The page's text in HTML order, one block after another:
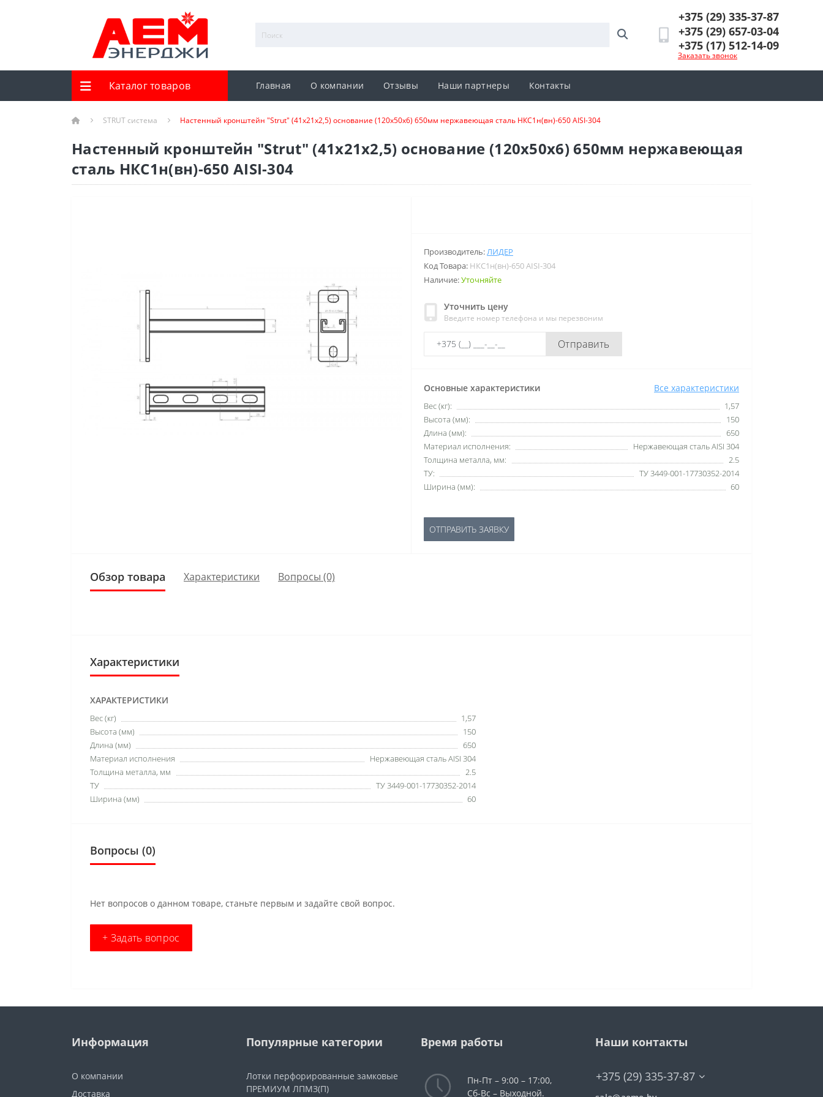
+375 (29) 335-37-87
+375 (29) 657-03-04
+375 (17) 512-14-09
Заказать звонок
Каталог товаров Главная О компании Отзывы Наши партнеры Контакты
STRUT система Настенный кронштейн "Strut" (41х21х2,5) основание (120х50х6) 650мм нержавеющая сталь НКС1н(вн)-650 AISI-304
Настенный кронштейн "Strut" (41х21х2,5) основание (120х50х6) 650мм нержавеющая
сталь НКС1н(вн)-650 AISI-304
Производитель:ЛИДЕР
Код Товара: НКС1н(вн)-650 AISI-304
Наличие:Уточняйте
Уточнить цену
Введите номер телефона и мы перезвоним
Отправить
Основные характеристики Все характеристики
Вес (кг):
1,57
Высота (мм):
150
Длина (мм):
650
Материал исполнения:
Нержавеющая сталь AISI 304
Толщина металла, мм:
2.5
ТУ:
ТУ 3449-001-17730352-2014
Ширина (мм):
60
ОТПРАВИТЬ ЗАЯВКУ
Обзор товара Характеристики Вопросы (0)
Характеристики
ХАРАКТЕРИСТИКИ
Вес (кг)
1,57
Высота (мм)
150
Длина (мм)
650
Материал исполнения
Нержавеющая сталь AISI 304
Толщина металла, мм
2.5
ТУ
ТУ 3449-001-17730352-2014
Ширина (мм)
60
Вопросы (0)
Нет вопросов о данном товаре, станьте первым и задайте свой вопрос.
+ Задать вопрос
Информация
О компании
Доставка
Популярные категории
Лотки перфорированные замковые
ПРЕМИУМ ЛПМЗ(П)
Время работы
Пн-Пт – 9:00 – 17:00,
Сб-Вс – Выходной.
Наши контакты
+375 (29) 335-37-87